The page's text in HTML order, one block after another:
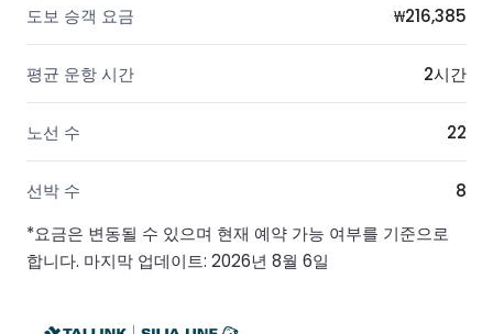
도보 승객 요금 ₩216,385
평균 운항 시간 2시간
노선 수 22
선박 수
8
*요금은 변동될 수 있으며 현재 예약 가능 여부를 기준으로
합니다. 마지막 업데이트: 2026년 8월 6일